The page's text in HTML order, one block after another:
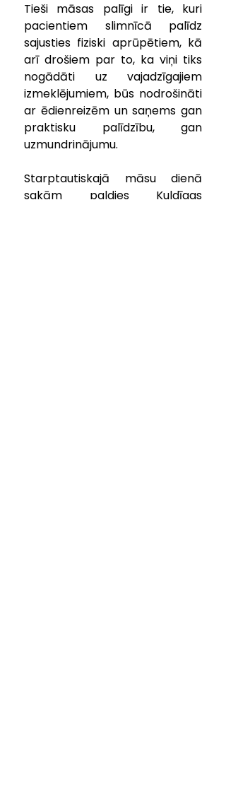
Tieši māsas palīgi ir tie, kuri
pacientiem slimnīcā palīdz
sajusties fiziski aprūpētiem, kā
arī drošiem par to, ka viņi tiks
nogādāti uz vajadzīgajiem
izmeklējumiem, būs nodrošināti
ar ēdienreizēm un saņems gan
praktisku palīdzību, gan
uzmundrinājumu.
Starptautiskajā māsu dienā
sakām paldies Kuldīgas